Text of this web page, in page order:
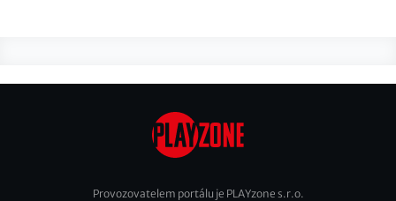
Provozovatelem portálu je PLAYzone s.r.o.